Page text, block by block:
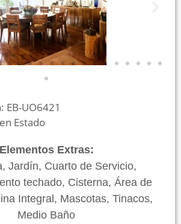
EB-UO6421
Estado
Elementos Extras:
Jardín, Cuarto de Servicio,
techado, Cisterna, Área de
Integral, Mascotas, Tinacos,
Medio Baño